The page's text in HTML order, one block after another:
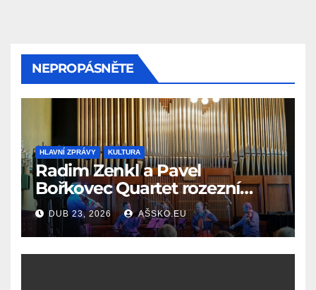
NEPROPÁSNĚTE
HLAVNÍ ZPRÁVY KULTURA
Radim Zenkl a Pavel
Bořkovec Quartet rozezní
Ašské jaro netradičním
spojením žánrů
DUB 23, 2026 AŠSKO.EU